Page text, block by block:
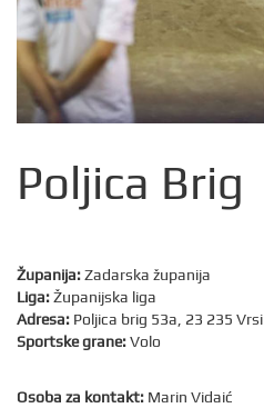
Poljica Brig
Županija:Zadarska županija
Liga:Županijska liga
Adresa: Poljica brig 53a, 23 235 Vrsi
Sportske grane:Volo
Osoba za kontakt: Marin Vidaić